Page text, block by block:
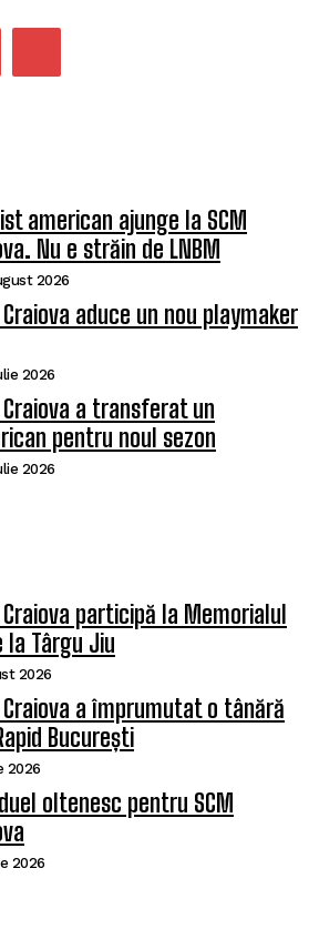
american ajunge la SCM
Nu e străin de LNBM
2026
aduce un nou playmaker
2026
a transferat un
pentru noul sezon
2026
participă la Memorialul
la Târgu Jiu
2026
a împrumutat o tânără
București
2026
oltenesc pentru SCM
2026